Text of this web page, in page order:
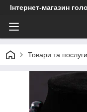
Інтернет-магазин
Товари та послуги